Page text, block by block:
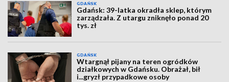
GDAŃSK
Gdańsk: 39-latka okradła sklep, którym
zarządzała. Z utargu zniknęło ponad 20
tys. zł
GDAŃSK
Wtargnął pijany na teren ogródków
działkowych w Gdańsku. Obrażał, bił
i...gryzł przypadkowe osoby